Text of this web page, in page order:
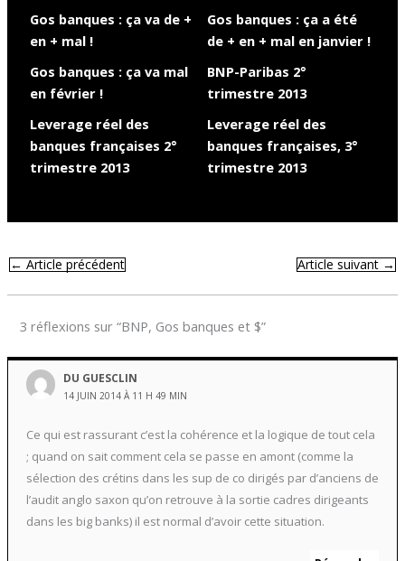
Gos banques : ça va de +
en + mal !
Gos banques : ça a été
de + en + mal en janvier !
Gos banques : ça va mal
en février !
BNP-Paribas 2°
trimestre 2013
Leverage réel des
banques françaises 2°
trimestre 2013
Leverage réel des
banques françaises, 3°
trimestre 2013
← Article précédent Article suivant →
3 réflexions sur “BNP, Gos banques et $”
DU GUESCLIN
14 JUIN 2014 À 11 H 49 MIN
Ce qui est rassurant c’est la cohérence et la logique de tout cela
; quand on sait comment cela se passe en amont (comme la
sélection des crétins dans les sup de co dirigés par d’anciens de
l’audit anglo saxon qu’on retrouve à la sortie cadres dirigeants
dans les big banks) il est normal d’avoir cette situation.